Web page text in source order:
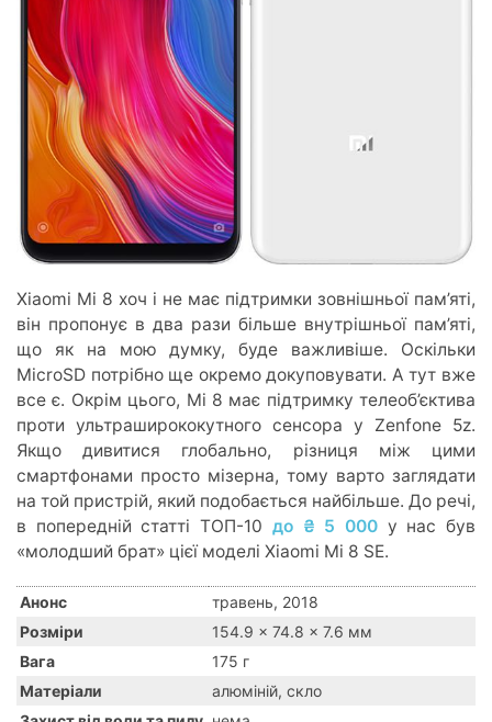
Xiaomi Mi 8 хоч і не має підтримки зовнішньої пам’яті,
він пропонує в два рази більше внутрішньої пам’яті,
що як на мою думку, буде важливіше. Оскільки
MicroSD потрібно ще окремо докуповувати. А тут вже
все є. Окрім цього, Mi 8 має підтримку телеоб’єктива
проти ультраширококутного сенсора у Zenfone 5z.
Якщо дивитися глобально, різниця між цими
смартфонами просто мізерна, тому варто заглядати
на той пристрій, який подобається найбільше. До речі,
в попередній статті ТОП-10 до ₴ 5 000у нас був
«молодший брат» цієї моделі Xiaomi Mi 8 SE.
Анонс
травень, 2018
Розміри
154.9 x 74.8 x 7.6 мм
Вага
175 г
Матеріали
алюміній, скло